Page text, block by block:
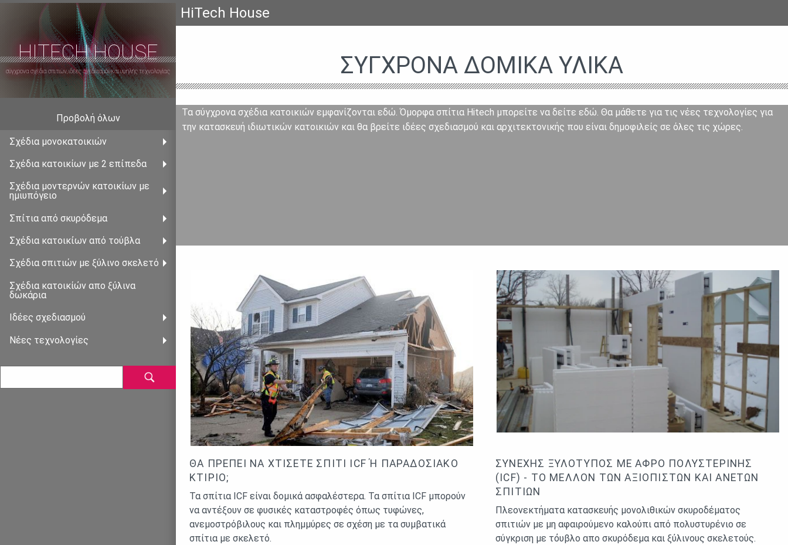
HITECH HOUSE
σύγχρονα σχέδια σπιτιών, ιδέες σχεδιασμού και υψηλής τεχνολογίας
Προβολή όλων
Σχέδια μονοκατοικιών
Σχέδια κατοικίων με 2 επἰπεδα
Σχέδια μοντερνὠν κατοικίων με
ημιυπόγειο
Σπἰτια από σκυρόδεμα
Σχέδια κατοικἰων από τούβλα
Σχέδια σπιτιών με ξύλινο σκελετό
Σχέδια κατοικίὠν απο ξὐλινα
δωκάρια
Ιδέες σχεδιασμού
Νέες τεχνολογίες
HiTech House
ΣΎΓΧΡΟΝΑ ΔΟΜΙΚΆ ΥΛΙΚΆ
Τα σύγχρονα σχέδια κατοικιών εμφανίζονται εδώ. Όμορφα σπίτια Hitech μπορείτε να δείτε εδώ. Θα μάθετε για τις νέες τεχνολογίες για
την κατασκευή ιδιωτικών κατοικιών και θα βρείτε ιδέες σχεδιασμού και αρχιτεκτονικής που είναι δημοφιλείς σε όλες τις χώρες.
ΘΑ ΠΡΈΠΕΙ ΝΑ ΧΤΊΣΕΤΕ ΣΠΊΤΙ ICF Ή ΠΑΡΑΔΟΣΙΑΚΌ Κ
ΤΊΡΙΟ;
Τα σπίτια ICF είναι δομικά ασφαλέστερα. Τα σπίτια ICF μπορούν
να αντέξουν σε φυσικές καταστροφές όπως τυφώνες,
ανεμοστρόβιλους και πλημμύρες σε σχέση με τα συμβατικά
σπίτια με σκελετό.
ΣΥΝΕΧΉΣ ΞΥΛΌΤΥΠΟΣ ΜΕ ΑΦΡΌ ΠΟΛΥΣΤΕΡΊΝΗΣ
(ICF) - ΤΟ ΜΈΛΛΟΝ ΤΩΝ ΑΞΙΌΠΙΣΤΩΝ ΚΑΙ ΆΝΕΤΩΝ
ΣΠΙΤΙΏΝ
Πλεονεκτήματα κατασκευής μονολιθικών σκυροδέματος
σπιτιών με μη αφαιρούμενο καλούπι από πολυστυρένιο σε
σύγκριση με τὀυβλο απο σκυρόδεμα και ξὐλινους σκελετούς.